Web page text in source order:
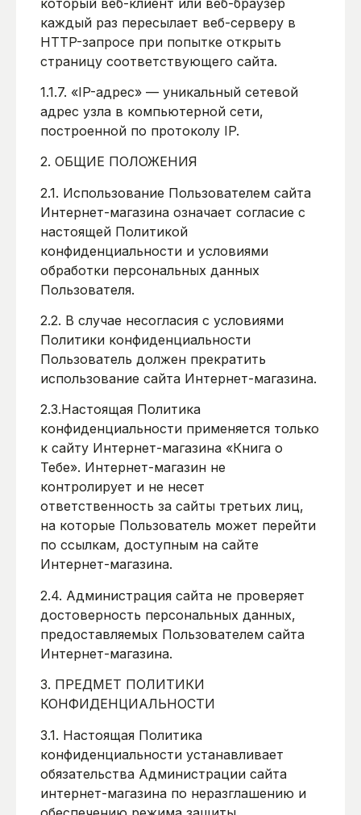
каждый раз пересылает веб-серверу в
HTTP-запросе при попытке открыть
страницу соответствующего сайта.
1.1.7. «IP-адрес» — уникальный сетевой
адрес узла в компьютерной сети,
построенной по протоколу IP.
2. ОБЩИЕ ПОЛОЖЕНИЯ
2.1. Использование Пользователем сайта
Интернет-магазина означает согласие с
настоящей Политикой
конфиденциальности и условиями
обработки персональных данных
Пользователя.
2.2. В случае несогласия с условиями
Политики конфиденциальности
Пользователь должен прекратить
использование сайта Интернет-магазина.
2.3.Настоящая Политика
конфиденциальности применяется только
к сайту Интернет-магазина «Книга о
Тебе». Интернет-магазин не
контролирует и не несет
ответственность за сайты третьих лиц,
на которые Пользователь может перейти
по ссылкам, доступным на сайте
Интернет-магазина.
2.4. Администрация сайта не проверяет
достоверность персональных данных,
предоставляемых Пользователем сайта
Интернет-магазина.
3. ПРЕДМЕТ ПОЛИТИКИ
КОНФИДЕНЦИАЛЬНОСТИ
3.1. Настоящая Политика
конфиденциальности устанавливает
обязательства Администрации сайта
интернет-магазина по неразглашению и